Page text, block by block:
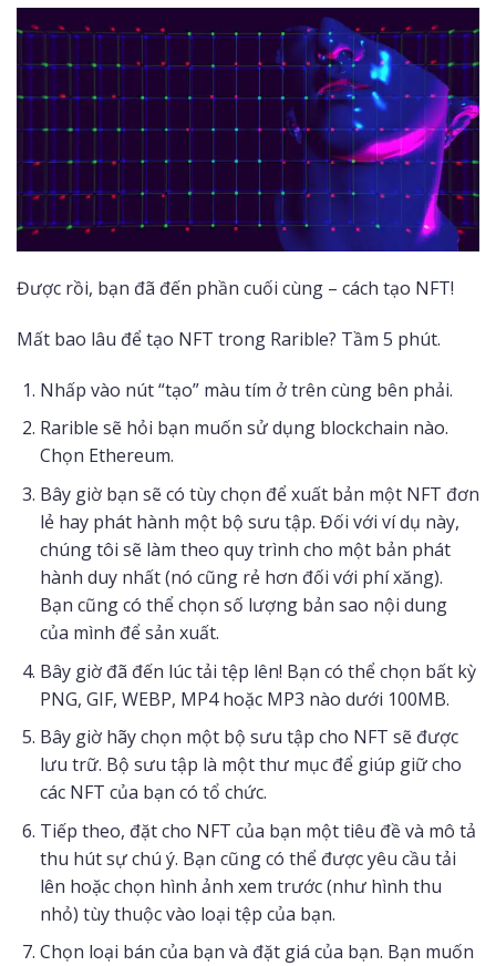
Được rồi, bạn đã đến phần cuối cùng – cách tạo NFT!
Mất bao lâu để tạo NFT trong Rarible? Tầm 5 phút.
Nhấp vào nút “tạo” màu tím ở trên cùng bên phải.
Rarible sẽ hỏi bạn muốn sử dụng blockchain nào.
Chọn Ethereum.
Bây giờ bạn sẽ có tùy chọn để xuất bản một NFT đơn
lẻ hay phát hành một bộ sưu tập. Đối với ví dụ này,
chúng tôi sẽ làm theo quy trình cho một bản phát
hành duy nhất (nó cũng rẻ hơn đối với phí xăng).
Bạn cũng có thể chọn số lượng bản sao nội dung
của mình để sản xuất.
Bây giờ đã đến lúc tải tệp lên! Bạn có thể chọn bất kỳ
PNG, GIF, WEBP, MP4 hoặc MP3 nào dưới 100MB.
Bây giờ hãy chọn một bộ sưu tập cho NFT sẽ được
lưu trữ. Bộ sưu tập là một thư mục để giúp giữ cho
các NFT của bạn có tổ chức.
Tiếp theo, đặt cho NFT của bạn một tiêu đề và mô tả
thu hút sự chú ý. Bạn cũng có thể được yêu cầu tải
lên hoặc chọn hình ảnh xem trước (như hình thu
nhỏ) tùy thuộc vào loại tệp của bạn.
Chọn loại bán của bạn và đặt giá của bạn. Bạn muốn